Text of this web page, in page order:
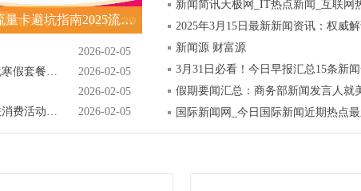
便宜流量卡避坑指南2025流量卡推荐榜单
2026-02-05
正规旅行社详解北京学生游四日游跟团纯玩寒假套餐报价及优惠攻略
2026-02-05
2026-02-05
知音故里过大年！武汉蔡甸2026年新春文旅消费活动开启
2026-02-05
新闻简讯天极网_IT热点新闻_互联网
2025年3月15日最新新闻资讯：权威
新闻源 财富源
3月31日必看！今日早报汇总15条新
假期要闻汇总：商务部新闻发言人就
国际新闻网_今日国际新闻近期热点